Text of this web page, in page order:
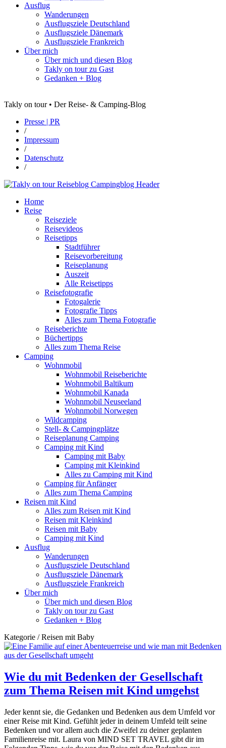
Ausflug
Wanderungen
Ausflugsziele Deutschland
Ausflugsziele Dänemark
Ausflugsziele Frankreich
Über mich
Über mich und diesen Blog
Takly on tour zu Gast
Gedanken + Blog
Takly on tour • Der Reise- & Camping-Blog
Presse | PR
/
Impressum
/
Datenschutz
/
Home
Reise
Reiseziele
Reisevideos
Reisetipps
Stadtführer
Reisevorbereitung
Reiseplanung
Auszeit
Alle Reisetipps
Reisefotografie
Fotogalerie
Fotografie Tipps
Alles zum Thema Fotografie
Reiseberichte
Büchertipps
Alles zum Thema Reise
Camping
Wohnmobil
Wohnmobil Reiseberichte
Wohnmobil Baltikum
Wohnmobil Kanada
Wohnmobil Neuseeland
Wohnmobil Norwegen
Wildcamping
Stell- & Campingplätze
Reiseplanung Camping
Camping mit Kind
Camping mit Baby
Camping mit Kleinkind
Alles zu Camping mit Kind
Camping für Anfänger
Alles zum Thema Camping
Reisen mit Kind
Alles zum Reisen mit Kind
Reisen mit Kleinkind
Reisen mit Baby
Camping mit Kind
Ausflug
Wanderungen
Ausflugsziele Deutschland
Ausflugsziele Dänemark
Ausflugsziele Frankreich
Über mich
Über mich und diesen Blog
Takly on tour zu Gast
Gedanken + Blog
Kategorie / Reisen mit Baby
Wie du mit Bedenken der Gesellschaft
zum Thema Reisen mit Kind umgehst
Jeder kennt sie, die Gedanken und Bedenken aus dem Umfeld vor
einer Reise mit Kind. Gefühlt jeder in deinem Umfeld teilt seine
Bedenken und vor allem auch die Zweifel zu deiner geplanten
Familienreise mit. Laura von MIND SET TRAVEL gibt dir im